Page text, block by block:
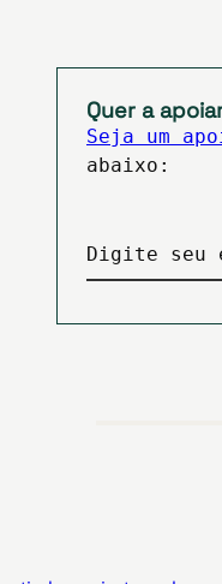
Quer a
Seja um
abaixo:
Digite seu